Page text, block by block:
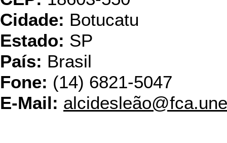
Cidade: Botucatu
Estado: SP
País: Brasil
Fone: (14) 6821-5047
E-Mail: